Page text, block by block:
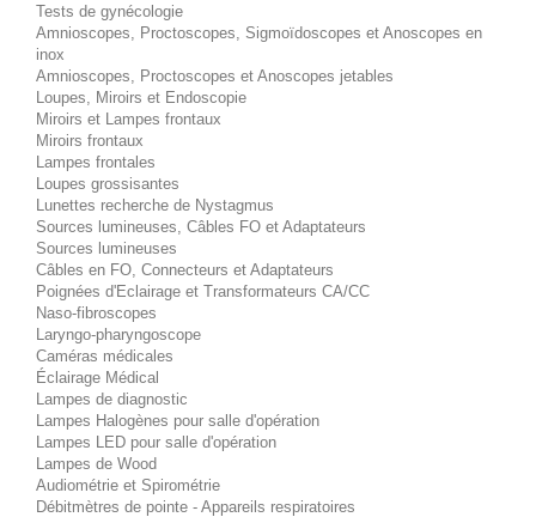
Tests de gynécologie
Amnioscopes, Proctoscopes, Sigmoïdoscopes et Anoscopes en
inox
Amnioscopes, Proctoscopes et Anoscopes jetables
Loupes, Miroirs et Endoscopie
Miroirs et Lampes frontaux
Miroirs frontaux
Lampes frontales
Loupes grossisantes
Lunettes recherche de Nystagmus
Sources lumineuses, Câbles FO et Adaptateurs
Sources lumineuses
Câbles en FO, Connecteurs et Adaptateurs
Poignées d'Eclairage et Transformateurs CA/CC
Naso-fibroscopes
Laryngo-pharyngoscope
Caméras médicales
Éclairage Médical
Lampes de diagnostic
Lampes Halogènes pour salle d'opération
Lampes LED pour salle d'opération
Lampes de Wood
Audiométrie et Spirométrie
Débitmètres de pointe - Appareils respiratoires